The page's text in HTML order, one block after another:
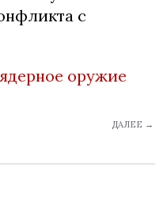
с
ядерное оружие
ДАЛЕЕ →